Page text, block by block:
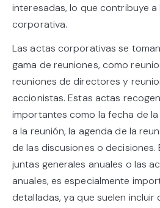
interesadas, lo que contribuye
corporativa.
Las actas corporativas se
gama de reuniones, como
reuniones de directores y
accionistas. Estas actas
importantes como la fecha de
a la reunión, la agenda de la
de las discusiones o decisiones.
juntas generales anuales o las
anuales, es especialmente
detalladas, ya que suelen incluir